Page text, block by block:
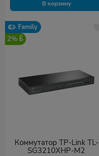
В корзину
Family
2%
Коммутатор TP-Link TL-
SG3210XHP-M2